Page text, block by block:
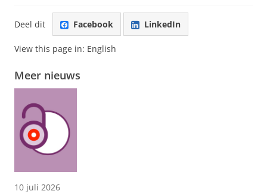
Deel dit Facebook LinkedIn
View this page in: English
Meer nieuws
10 juli 2026